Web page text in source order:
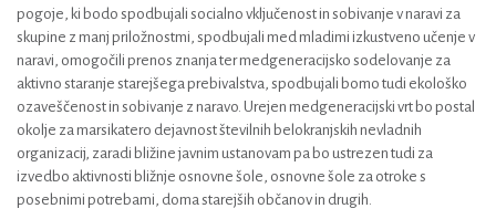
pogoje, ki bodo spodbujali socialno vključenost in sobivanje v naravi za
skupine z manj priložnostmi, spodbujali med mladimi izkustveno učenje v
naravi, omogočili prenos znanja ter medgeneracijsko sodelovanje za
aktivno staranje starejšega prebivalstva, spodbujali bomo tudi ekološko
ozaveščenost in sobivanje z naravo. Urejen medgeneracijski vrt bo postal
okolje za marsikatero dejavnost številnih belokranjskih nevladnih
organizacij, zaradi bližine javnim ustanovam pa bo ustrezen tudi za
izvedbo aktivnosti bližnje osnovne šole, osnovne šole za otroke s
posebnimi potrebami, doma starejših občanov in drugih.